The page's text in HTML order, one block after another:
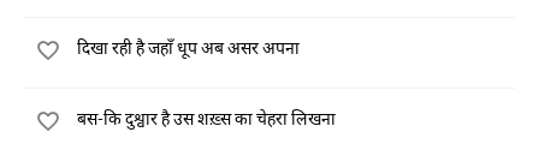
दिखा रही है जहाँ धूप अब असर अपना
बस-कि दुश्वार है उस शख़्स का चेहरा लिखना